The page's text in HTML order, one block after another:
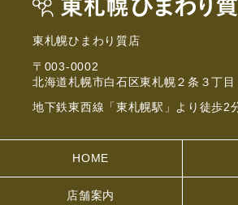
東札幌ひまわり質店
〒003-0002
北海道札幌市白石区東札幌２条３丁目
地下鉄東西線「東札幌駅」より徒歩2
HOME
店舗案内